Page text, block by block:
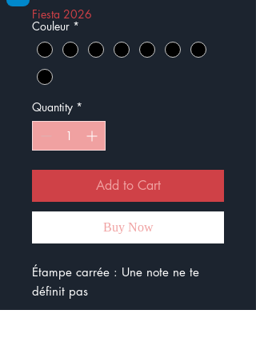
Fiesta 2026
Couleur *
Quantity *
Add to Cart
Buy Now
Étampe carrée : Une note ne te
définit pas